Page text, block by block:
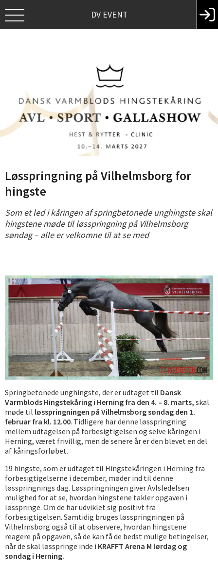
DV EVENT
Løsspringning på Vilhelmsborg for
hingste
Som et led i kåringen af springbetonede unghingste skal
hingstene møde til løsspringning på Vilhelmsborg
søndag – alle er velkomne til at se med
Springbetonede unghingste, der er udtaget til Dansk
Varmblods Hingstekåring i Herning fra den 4. – 8. marts, skal
møde til løsspringningen på Vilhelmsborg søndag den 1.
februar fra kl. 12.00. Tidligere har denne løsspringning
mellem udtagelsen på forbesigtigelsen og selve kåringen i
Herning, været frivillig, men de senere år er den blevet en del
af kåringsforløbet.
19 hingste, som er udtaget til Hingstekåringen i Herning fra
forbesigtigelserne i december, møder ind til denne
løsspringnings dag. Løsspringningen giver Avlsledelsen
mulighed for at se, hvordan hingstene takler opgaven i
løsspringe. Om de har udviklet sig positivt fra
forbesigtigelsen. Samtidig bruges løsspringningen på
Vilhelmsborg også til at observere, hvordan hingstene
reagere på opgaven, så de kan få de bedst mulige betingelser,
når de skal løsspringe inde i KRAFFT Arena M lørdag og
søndag i Herning.